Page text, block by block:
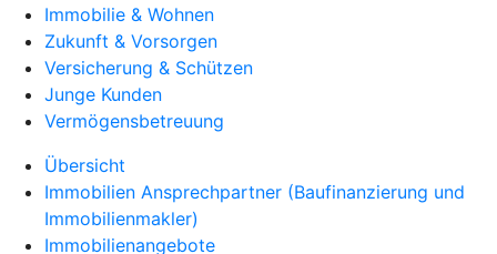
Immobilie & Wohnen
Zukunft & Vorsorgen
Versicherung & Schützen
Junge Kunden
Vermögensbetreuung
Übersicht
Immobilien Ansprechpartner (Baufinanzierung und
Immobilienmakler)
Immobilienangebote